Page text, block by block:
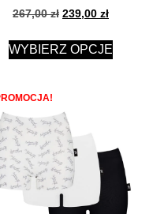
267,00zł 239,00 zł
WYBIERZ OPCJE